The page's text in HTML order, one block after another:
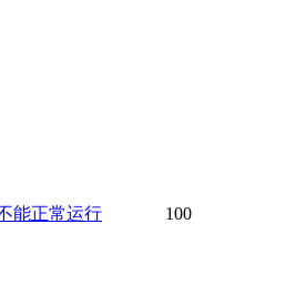
能正常运行
100